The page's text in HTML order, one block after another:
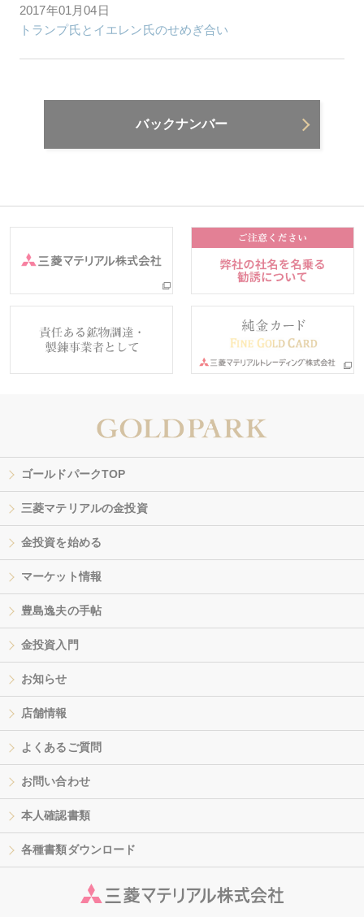
2017年01月04日
トランプ氏とイエレン氏のせめぎ合い
バックナンバー
ゴールドパークTOP
三菱マテリアルの金投資
金投資を始める
マーケット情報
豊島逸夫の手帖
金投資入門
お知らせ
店舗情報
よくあるご質問
お問い合わせ
本人確認書類
各種書類ダウンロード